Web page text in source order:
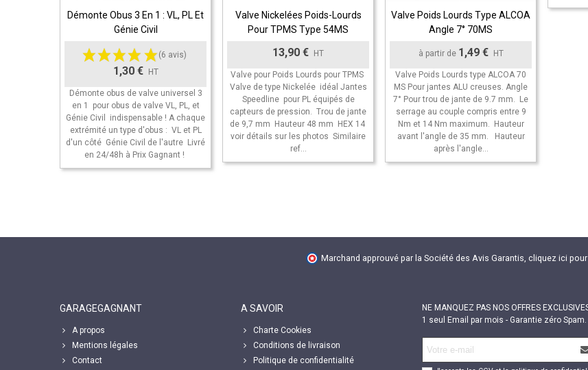
Ajouter Au Panier
Démonte Obus 3 En 1 : VL, PL Et
Génie Civil
(6 avis)
1,30 € HT
Démonte obus de valve universel 3
en 1 pour obus de valve VL, PL, et
Génie Civil indispensable ! A chaque
extrémité un type d'obus : VL et PL
d'un côté Génie Civil de l'autre Livré
en 24/48h à Prix Gagnant !
Ajouter Au Panier
Valve Nickelées Poids-Lourds
Pour TPMS Type 54MS
13,90 € HT
Valve pour Poids Lourds pour TPMS
Valve de type Nickelée idéal Jantes
Speedline pour PL équipés de
capteurs de pression. Trou de jante
de 9,7 mm Hauteur 48 mm HEX 14
voir détails sur les photos Similaire
ref...
Ajouter Au Panier
Valve Poids Lourds Type ALCOA
Angle 7° 70MS
à partir de 1,49 € HT
Valve Poids Lourds type ALCOA 70
MS Pour jantes ALU creuses. Angle
7° Pour trou de jante de 9.7 mm. Le
serrage au couple compris entre 9
Nm et 14 Nm maximum. Hauteur
avant l'angle de 35 mm. Hauteur
après l'angle...
Marchand approuvé par la Société des Avis Garantis, cliquez ici
GARAGEGAGNANT
A propos
Mentions légales
Contact
A SAVOIR
Charte Cookies
Conditions de livraison
Politique de confidentialité
NE MANQUEZ PAS NOS OFFRES
1 seul Email par mois - Garantie zéro Spam.